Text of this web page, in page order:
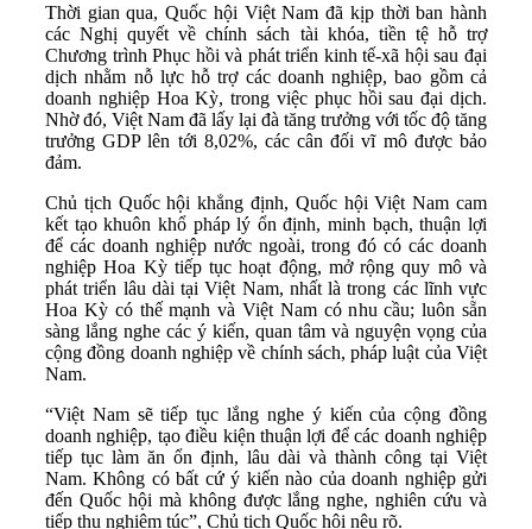
Thời gian qua, Quốc hội Việt Nam đã kịp thời ban hành
các Nghị quyết về chính sách tài khóa, tiền tệ hỗ trợ
Chương trình Phục hồi và phát triển kinh tế-xã hội sau đại
dịch nhằm nỗ lực hỗ trợ các doanh nghiệp, bao gồm cả
doanh nghiệp Hoa Kỳ, trong việc phục hồi sau đại dịch.
Nhờ đó, Việt Nam đã lấy lại đà tăng trưởng với tốc độ tăng
trưởng GDP lên tới 8,02%, các cân đối vĩ mô được bảo
đảm.
Chủ tịch Quốc hội khẳng định, Quốc hội Việt Nam cam
kết tạo khuôn khổ pháp lý ổn định, minh bạch, thuận lợi
để các doanh nghiệp nước ngoài, trong đó có các doanh
nghiệp Hoa Kỳ tiếp tục hoạt động, mở rộng quy mô và
phát triển lâu dài tại Việt Nam, nhất là trong các lĩnh vực
Hoa Kỳ có thế mạnh và Việt Nam có nhu cầu; luôn sẵn
sàng lắng nghe các ý kiến, quan tâm và nguyện vọng của
cộng đồng doanh nghiệp về chính sách, pháp luật của Việt
Nam.
“Việt Nam sẽ tiếp tục lắng nghe ý kiến của cộng đồng
doanh nghiệp, tạo điều kiện thuận lợi để các doanh nghiệp
tiếp tục làm ăn ổn định, lâu dài và thành công tại Việt
Nam. Không có bất cứ ý kiến nào của doanh nghiệp gửi
đến Quốc hội mà không được lắng nghe, nghiên cứu và
tiếp thu nghiêm túc”, Chủ tịch Quốc hội nêu rõ.